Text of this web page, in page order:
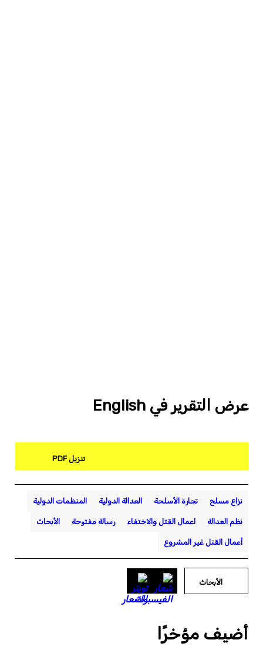
عرض التقرير في English
تنزيل PDF
نزاع مسلح تجارة الأسلحة العدالة الدولية المنظمات الدولية
نظم العدالة اعمال القتل والاختفاء رسالة مفتوحة الأبحاث
أعمال القتل غير المشروع
الأبحاث
أضيف مؤخرًا